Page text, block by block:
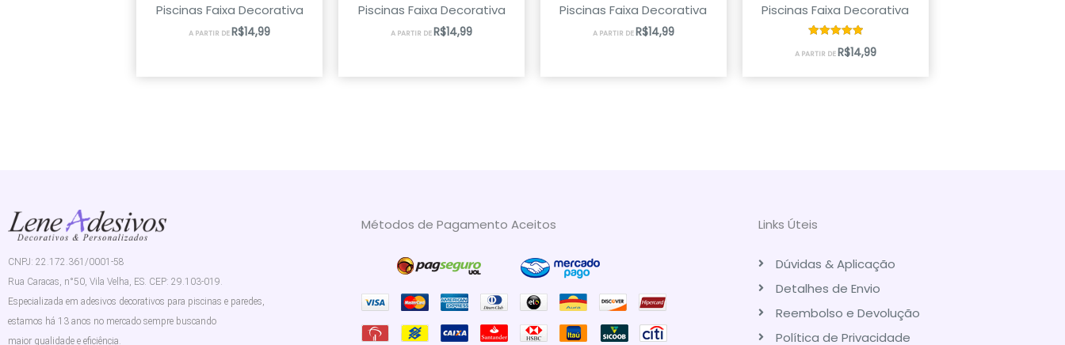
Piscinas Faixa Decorativa
A PARTIR DER$14,99
Piscinas Faixa Decorativa
A PARTIR DER$14,99
Piscinas Faixa Decorativa
A PARTIR DER$14,99
Piscinas Faixa Decorativa
Avaliação
5.00
A PARTIR DER$14,99
CNPJ: 22.172.361/0001-58
Rua Caracas, n°50, Vila Velha, ES. CEP: 29.103-019.
Especializada em adesivos decorativos para piscinas e paredes,
estamos há 13 anos no mercado sempre buscando
maior qualidade e eficiência.
Métodos de Pagamento Aceitos Links Úteis
Dúvidas & Aplicação
Detalhes de Envio
Reembolso e Devolução
Política de Privacidade